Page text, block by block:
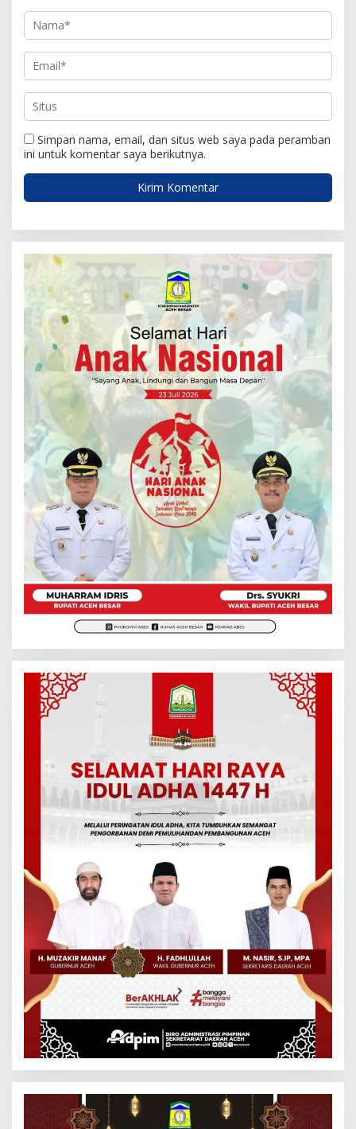
Simpan nama, email, dan situs web saya pada peramban
ini untuk komentar saya berikutnya.